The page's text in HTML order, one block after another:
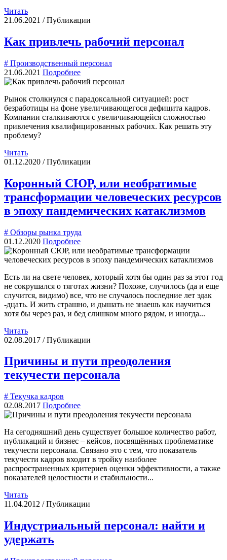
Читать
21.06.2021 / Публикации
Как привлечь рабочий персонал
# Производственный персонал
21.06.2021 Подробнее
Рынок столкнулся с парадоксальной ситуацией: рост
безработицы на фоне увеличивающегося дефицита кадров.
Компании сталкиваются с увеличивающейся сложностью
привлечения квалифицированных рабочих. Как решать эту
проблему?
Читать
01.12.2020 / Публикации
Коронный СЮР, или необратимые
трансформации человеческих ресурсов
в эпоху пандемических катаклизмов
# Обзоры рынка труда
01.12.2020 Подробнее
Есть ли на свете человек, который хотя бы один раз за этот год
не сокрушался о тяготах жизни? Похоже, случилось (да и еще
случится, видимо) все, что не случалось последние лет эдак
-дцать. И жить страшно, и дышать не знаешь как научиться
хотя бы через раз, и бед слишком много рядом, и иногда...
Читать
02.08.2017 / Публикации
Причины и пути преодоления
текучести персонала
# Текучка кадров
02.08.2017 Подробнее
На сегодняшний день существует большое количество работ,
публикаций и бизнес – кейсов, посвящённых проблематике
текучести персонала. Связано это с тем, что показатель
текучести кадров входит в тройку наиболее
распространенных критериев оценки эффективности, а также
показателей целостности и стабильности...
Читать
11.04.2012 / Публикации
Индустриальный персонал: найти и
удержать